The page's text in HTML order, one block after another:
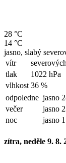
28 °C
14 °C
jasno, slabý
vítr
tlak
1022 hPa
vlhkost 36 %
odpoledne jasno
večer
jasno
noc
jasno
zítra, neděle 9. 8.